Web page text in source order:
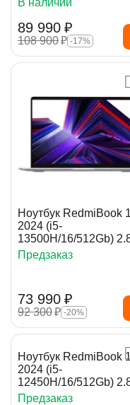
В наличии
89 990 ₽
108 900₽ -17%
Ноутбук RedmiBook
2024 (i5-
13500H/16/512Gb)
Предзаказ
73 990 ₽
92 300₽ -20%
Ноутбук RedmiBook
2024 (i5-
12450H/16/512Gb)
Предзаказ